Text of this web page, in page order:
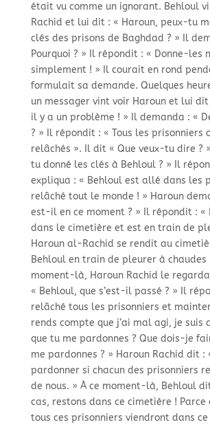
était vu comme un ignorant. Behloul
Rachid et lui dit : « Haroun, peux-tu
clés des prisons de Baghdad ? » Il
Pourquoi ? » Il répondit : « Donne-les
simplement ! » Il courait en rond
formulait sa demande. Quelques
un messager vint voir Haroun et lui dit
il y a un problème ! » Il demanda : «
? » Il répondit : « Tous les prisonniers
relâchés ». Il dit « Que veux-tu dire ?
tu donné les clés à Behloul ? » Il
expliqua : « Behloul est allé dans les
relâché tout le monde ! » Haroun
est-il en ce moment ? » Il répondit : «
dans le cimetière et est en train de
Haroun al-Rachid se rendit au
Behloul en train de pleurer à chaudes
moment-là, Haroun Rachid le
« Behloul, que s’est-il passé ? » Il
relâché tous les prisonniers et
rends compte que j’ai mal agi, je suis
que tu me pardonnes ? Que dois-je
me pardonnes ? » Haroun Rachid dit :
pardonner si chacun des prisonniers
de nous. » À ce moment-là, Behloul
cas, restons dans ce cimetière ! Parce
tous ces prisonniers viendront dans